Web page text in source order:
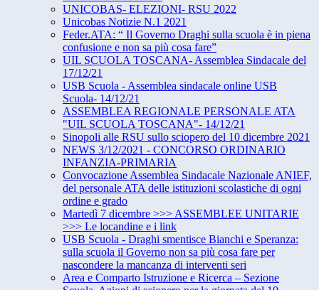
UNICOBAS- ELEZIONI- RSU 2022
Unicobas Notizie N.1 2021
Feder.ATA: “ Il Governo Draghi sulla scuola è in piena
confusione e non sa più cosa fare”
UIL SCUOLA TOSCANA- Assemblea Sindacale del
17/12/21
USB Scuola - Assemblea sindacale online USB
Scuola- 14/12/21
ASSEMBLEA REGIONALE PERSONALE ATA
"UIL SCUOLA TOSCANA"- 14/12/21
Sinopoli alle RSU sullo sciopero del 10 dicembre 2021
NEWS 3/12/2021 - CONCORSO ORDINARIO
INFANZIA-PRIMARIA
Convocazione Assemblea Sindacale Nazionale ANIEF,
del personale ATA delle istituzioni scolastiche di ogni
ordine e grado
Martedì 7 dicembre >>> ASSEMBLEE UNITARIE
>>> Le locandine e i link
USB Scuola - Draghi smentisce Bianchi e Speranza:
sulla scuola il Governo non sa più cosa fare per
nascondere la mancanza di interventi seri
Area e Comparto Istruzione e Ricerca – Sezione